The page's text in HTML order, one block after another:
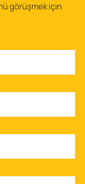
görüşmek için